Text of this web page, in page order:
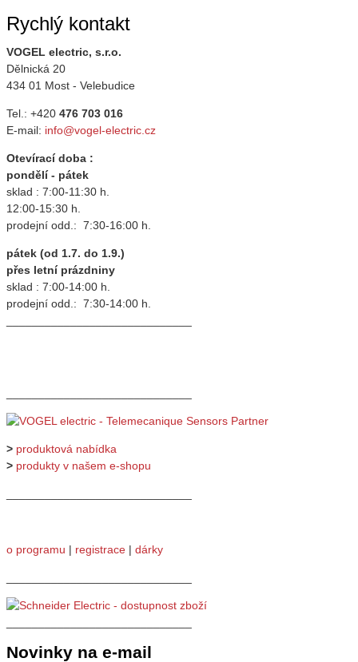
Rychlý kontakt
VOGEL electric, s.r.o.
Dělnická 20
434 01 Most - Velebudice
Tel.: +420 476 703 016
E-mail: info@vogel-electric.cz
Otevírací doba :
pondělí - pátek
sklad : 7:00-11:30 h.
12:00-15:30 h.
prodejní odd.: 7:30-16:00 h.
pátek (od 1.7. do 1.9.)
přes letní prázdniny
sklad : 7:00-14:00 h.
prodejní odd.: 7:30-14:00 h.
> produktová nabídka
> produkty v našem e-shopu
o programu | registrace | dárky
Novinky na e-mail